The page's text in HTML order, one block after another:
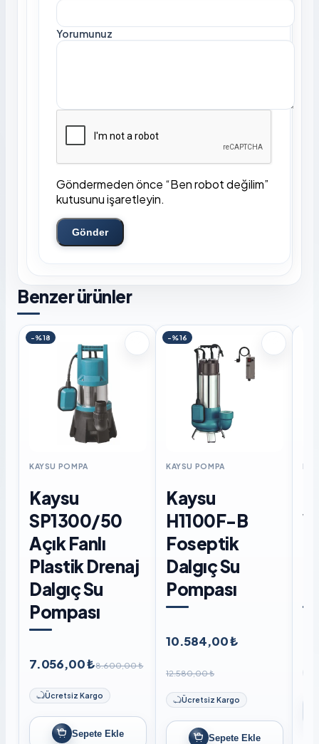
Yorumunuz
Göndermeden önce “Ben robot değilim”
kutusunu işaretleyin.
Gönder
Benzer ürünler
-%18
KAYSU POMPA
Kaysu
SP1300/50
Açık Fanlı
Plastik Drenaj
Dalgıç Su
Pompası
7.056,00 ₺8.600,00 ₺
Ücretsiz Kargo
Sepete Ekle
-%16
KAYSU POMPA
Kaysu
H1100F-B
Foseptik
Dalgıç Su
Pompası
10.584,00 ₺
12.580,00 ₺
Ücretsiz Kargo
Sepete Ekle